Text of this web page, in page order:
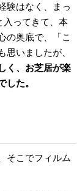
験はなく、まっ
入ってきて、本
の奥底で、「こ
いましたが、
く、お芝居が楽
した。
そこでフィルム